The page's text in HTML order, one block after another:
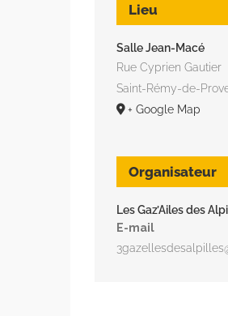
Lieu
Salle Jean-Macé
Rue Cyprien Gautier
Saint-Rémy-de-
+ Google Map
Organisateur
Les Gaz’Ailes des
E-mail